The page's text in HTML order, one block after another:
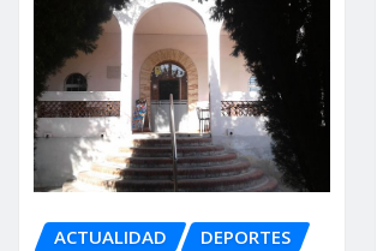
ACTUALIDAD
DEPORTES